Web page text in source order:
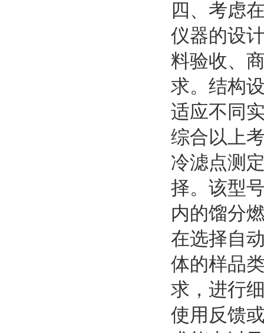
四、考虑
仪器的设
料验收、
求。结构
适应不同
综合以上
冷滤点测
择。该型
内的馏分
在选择自
体的样品
求，进行
使用反馈